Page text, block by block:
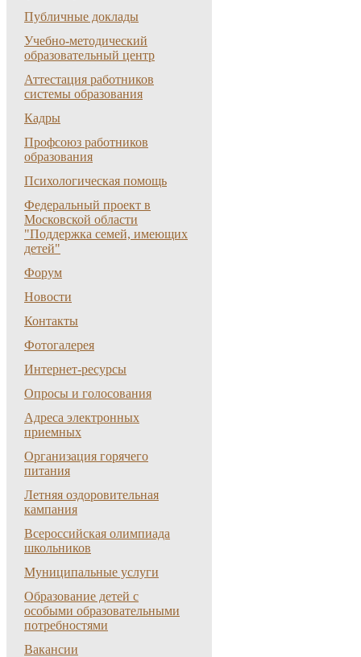
Публичные доклады
Учебно-методический
образовательный центр
Аттестация работников
системы образования
Кадры
Профсоюз работников
образования
Психологическая помощь
Федеральный проект в
Московской области
"Поддержка семей, имеющих
детей"
Форум
Новости
Контакты
Фотогалерея
Интернет-ресурсы
Опросы и голосования
Адреса электронных
приемных
Организация горячего
питания
Летняя оздоровительная
кампания
Всероссийская олимпиада
школьников
Муниципальные услуги
Образование детей с
особыми образовательными
потребностями
Вакансии